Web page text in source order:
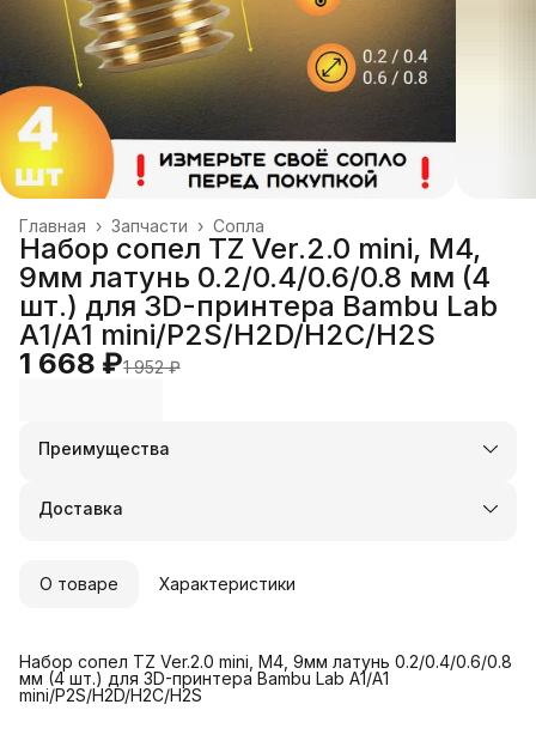
Сопла
Запчасти ›
Главная ›
Набор сопел TZ Ver.2.0 mini, M4,
9мм латунь 0.2/0.4/0.6/0.8 мм (4
шт.) для 3D-принтера Bambu Lab
A1/A1 mini/P2S/H2D/H2C/H2S
1 668 ₽1 952 ₽
Преимущества
Оплата частями в Сплит
Удобный возврат
Доставка
О товаре Характеристики
Набор сопел TZ Ver.2.0 mini, M4, 9мм латунь 0.2/0.4/0.6/0.8
мм (4 шт.) для 3D-принтера Bambu Lab A1/A1
mini/P2S/H2D/H2C/H2S